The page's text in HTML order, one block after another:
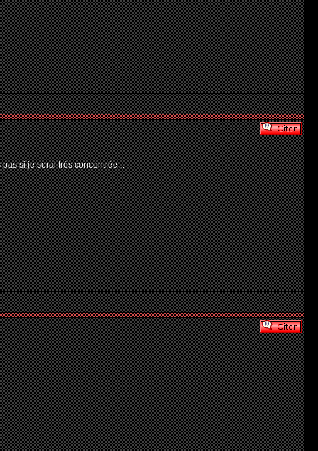
si je serai très concentrée...